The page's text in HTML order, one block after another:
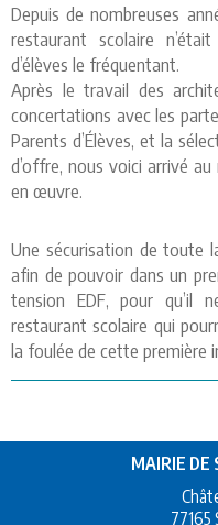
Depuis de nombreuses
restaurant scolaire
d’élèves le fréquentant.
Après le travail des
concertations avec les
Parents d’Élèves, et la
d’offre, nous voici arrivé
en œuvre.
Une sécurisation de toute
afin de pouvoir dans un
tension EDF, pour qu’il
restaurant scolaire qui
la foulée de cette première
MAIRIE DE
77165